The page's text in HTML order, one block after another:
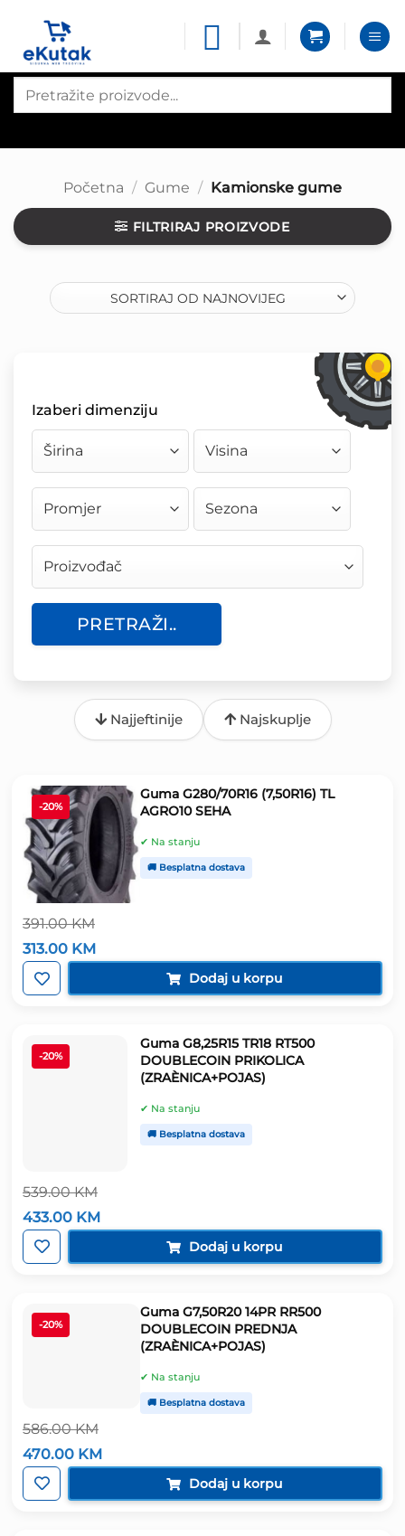
content
search
Početna / Gume / Kamionske gume
FILTRIRAJ PROIZVODE
Izaberi dimenziju
PRETRAŽI..
Najjeftinije Najskuplje
-20%
391.00KM
Izvorna
cijena
bila
je:
313.00 KM
cijena
313.00 KM.
Guma G280/70R16 (7,50R16) TL
AGRO10 SEHA
✔ Na stanju
🚚 Besplatna dostava
Dodaj u korpu
-20%
539.00KM
Izvorna
cijena
bila
je:
433.00 KM
cijena
433.00 KM.
Guma G8,25R15 TR18 RT500
DOUBLECOIN PRIKOLICA
(ZRAÈNICA+POJAS)
✔ Na stanju
🚚 Besplatna dostava
Dodaj u korpu
-20%
586.00KM
Izvorna
cijena
bila
je:
470.00 KM
cijena
470.00 KM.
Guma G7,50R20 14PR RR500
DOUBLECOIN PREDNJA
(ZRAÈNICA+POJAS)
✔ Na stanju
🚚 Besplatna dostava
Dodaj u korpu